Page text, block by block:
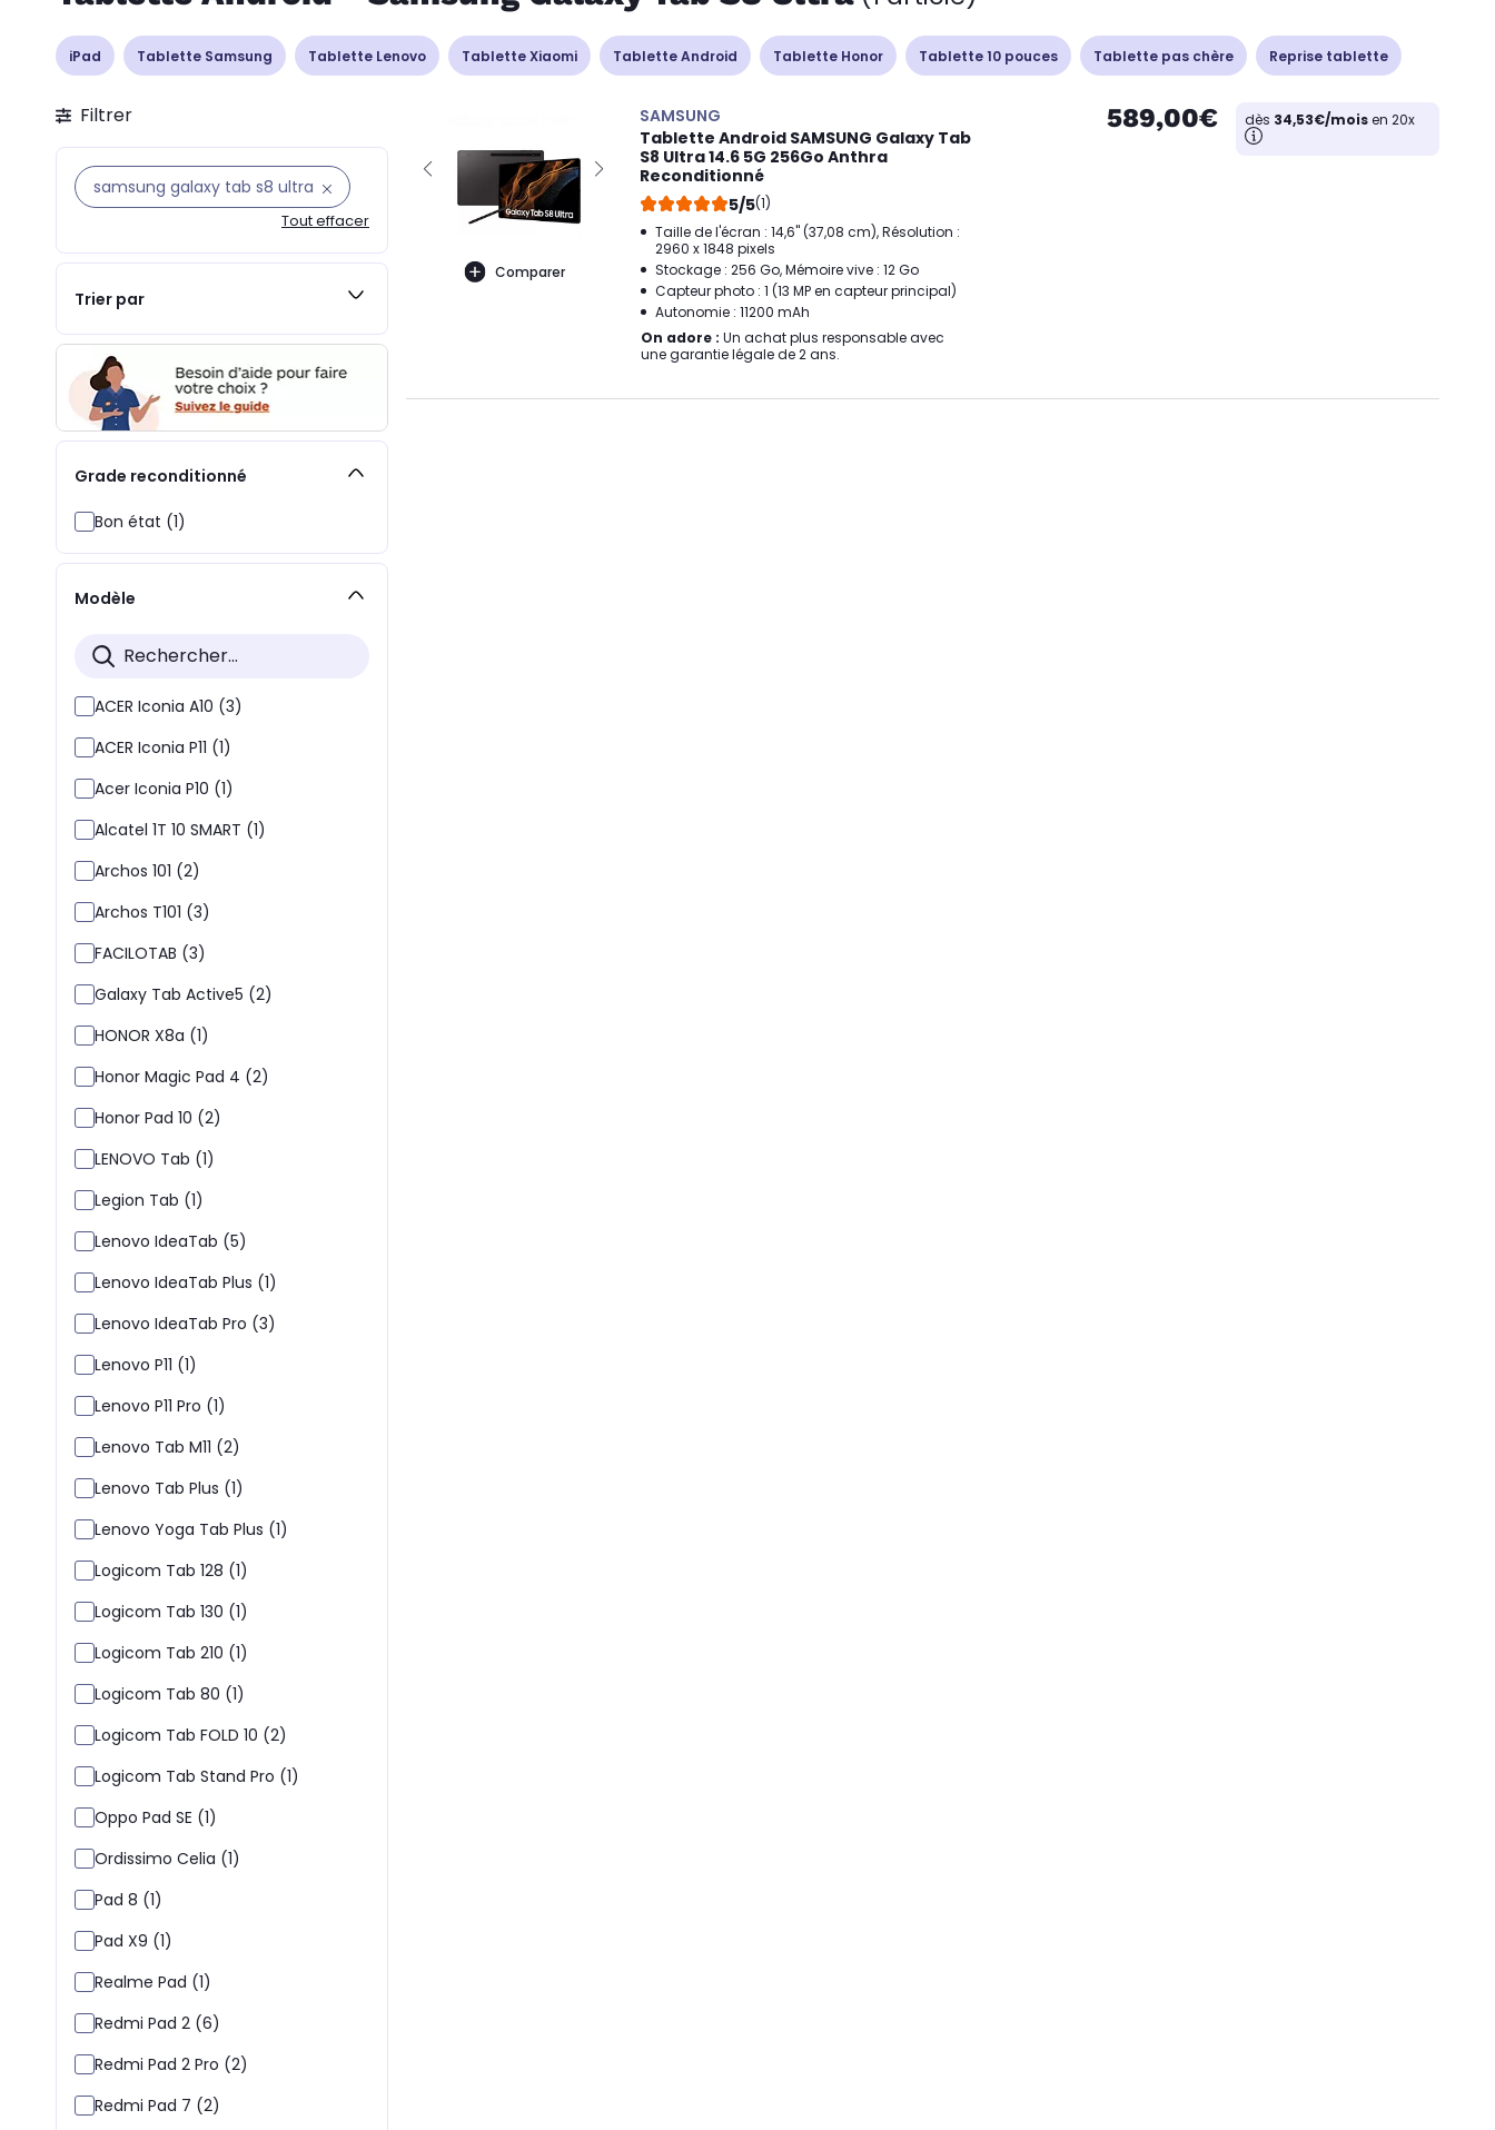
iPad Tablette Samsung Tablette Lenovo Tablette Xiaomi Tablette Android Tablette Honor Tablette 10 pouces Tablette pas chère Reprise tablette
Filtrer
samsung galaxy tab s8 ultra
Tout effacer
Trier par
Grade reconditionné
Bon état (1)
Modèle
ACER Iconia A10 (3)
ACER Iconia P11 (1)
Acer Iconia P10 (1)
Alcatel 1T 10 SMART (1)
Archos 101 (2)
Archos T101 (3)
FACILOTAB (3)
Galaxy Tab Active5 (2)
HONOR X8a (1)
Honor Magic Pad 4 (2)
Honor Pad 10 (2)
LENOVO Tab (1)
Legion Tab (1)
Lenovo IdeaTab (5)
Lenovo IdeaTab Plus (1)
Lenovo IdeaTab Pro (3)
Lenovo P11 (1)
Lenovo P11 Pro (1)
Lenovo Tab M11 (2)
Lenovo Tab Plus (1)
Lenovo Yoga Tab Plus (1)
Logicom Tab 128 (1)
Logicom Tab 130 (1)
Logicom Tab 210 (1)
Logicom Tab 80 (1)
Logicom Tab FOLD 10 (2)
Logicom Tab Stand Pro (1)
Oppo Pad SE (1)
Ordissimo Celia (1)
Pad 8 (1)
Pad X9 (1)
Realme Pad (1)
Redmi Pad 2 (6)
Redmi Pad 2 Pro (2)
Redmi Pad 7 (2)
Comparer
SAMSUNG
Tablette Android SAMSUNG Galaxy Tab
S8 Ultra 14.6 5G 256Go Anthra
Reconditionné
5/5(1)
Taille de l'écran : 14,6" (37,08 cm), Résolution :
2960 x 1848 pixels
Stockage : 256 Go, Mémoire vive : 12 Go
Capteur photo : 1 (13 MP en capteur principal)
Autonomie : 11200 mAh
On adore : Un achat plus responsable avec
une garantie légale de 2 ans.
589,00€ dès 34,53€/moisen 20x